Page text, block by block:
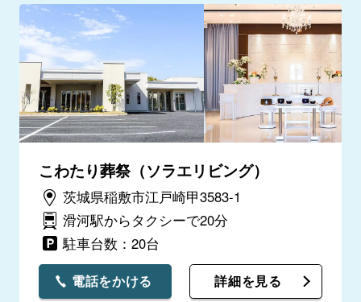
こわたり葬祭（ソラエリビング）
茨城県稲敷市江戸崎甲3583-1
滑河駅からタクシーで20分
駐車台数：20台
電話をかける 詳細を見る